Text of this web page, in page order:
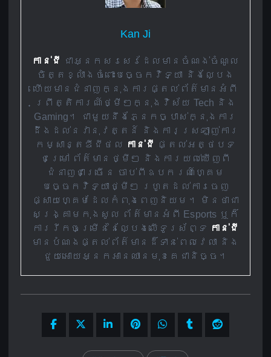
Kan Ji
កាន់ជី
ជាអ្នកសរសេរដែលមានចំណង់ចំណូល
ចិត្តខ្លាំងចំពោះបច្ចេកវិទ្យា និងល្បែង
ហើយមានជំនាញក្នុងការផ្តល់ព័ត៌មានអំពី
ព្រឹត្តិការណ៍ថ្មីៗក្នុងវិស័យ Tech និង
Gaming។ ជាមួយនឹងភ្នែកច្បាស់ក្នុងការ
ដឹងដល់នវានុវត្តន៍ និងការស្រឡាញ់ការ
កម្សាន្តឌីជីថល កាន់ជី
ផ្តល់អត្ថបទ
ជម្រៅ ព័ត៌មានថ្មីៗ និងការយល់ឃើញពី
ជំនាញជាច្រើន ចាប់ពីឧបករណ៍ហ្គេម
បច្ចេកវិទ្យាថ្មីៗ រហូតដល់ការចេញ
ផ្សាយហ្គេមដែលកំពុងពេញនិយម។ មិនថាជា
សង្គ្រាមកុងសូល ព័ត៌មានអំពី Esports ឬក៏
ការរីកចម្រើននៃល្បែងលើទូរស័ព្ទ កាន់ជី
មានបំណងផ្តល់ព័ត៌មានដ៏ទាន់ពេលវេលា និង
ជួយអោយអ្នកអានឈានមុខគេជានិច្ច។